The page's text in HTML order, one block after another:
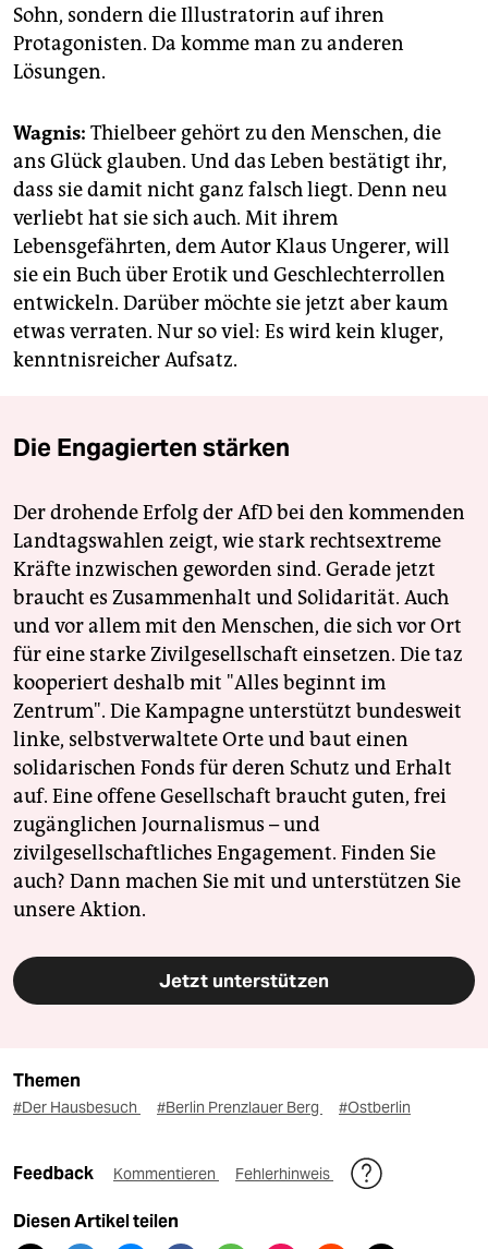
Sohn, sondern die Illustratorin auf ihren
Protagonisten. Da komme man zu anderen
Lösungen.
Wagnis: Thielbeer gehört zu den Menschen, die
ans Glück glauben. Und das Leben bestätigt ihr,
dass sie damit nicht ganz falsch liegt. Denn neu
verliebt hat sie sich auch. Mit ihrem
Lebensgefährten, dem Autor Klaus Ungerer, will
sie ein Buch über Erotik und Geschlechterrollen
entwickeln. Darüber möchte sie jetzt aber kaum
etwas verraten. Nur so viel: Es wird kein kluger,
kenntnisreicher Aufsatz.
Die Engagierten stärken
Der drohende Erfolg der AfD bei den kommenden
Landtagswahlen zeigt, wie stark rechtsextreme
Kräfte inzwischen geworden sind. Gerade jetzt
braucht es Zusammenhalt und Solidarität. Auch
und vor allem mit den Menschen, die sich vor Ort
für eine starke Zivilgesellschaft einsetzen. Die taz
kooperiert deshalb mit "Alles beginnt im
Zentrum". Die Kampagne unterstützt bundesweit
linke, selbstverwaltete Orte und baut einen
solidarischen Fonds für deren Schutz und Erhalt
auf. Eine offene Gesellschaft braucht guten, frei
zugänglichen Journalismus – und
zivilgesellschaftliches Engagement. Finden Sie
auch? Dann machen Sie mit und unterstützen Sie
unsere Aktion.
Jetzt unterstützen
Themen
#Der Hausbesuch #Berlin Prenzlauer Berg #Ostberlin
Feedback Kommentieren Fehlerhinweis
Diesen Artikel teilen